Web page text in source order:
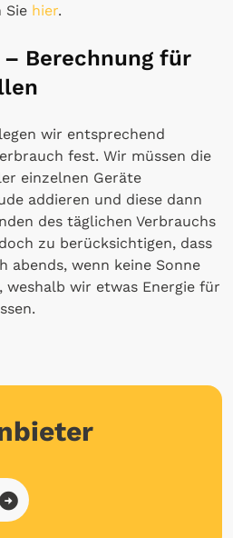
Sie hier.
Berechnung für
legen wir entsprechend
fest. Wir müssen die
einzelnen Geräte
addieren und diese dann
des täglichen Verbrauchs
zu berücksichtigen, dass
abends, wenn keine Sonne
weshalb wir etwas Energie für